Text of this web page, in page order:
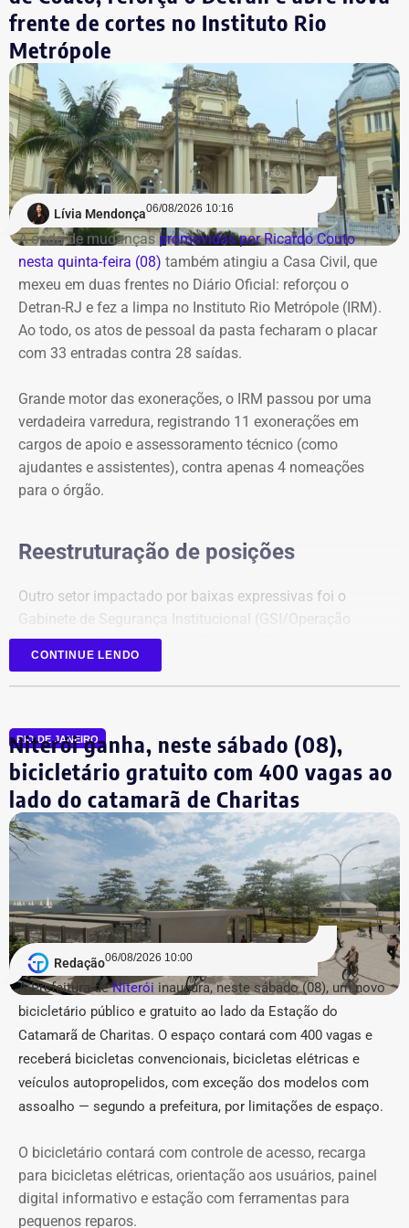
O reforço nas exigências de qualificação técnica e a
atualização de normas de governança tentam fechar
brechas para garantir que as decisões de investimento
passem por critérios mais rigorosos, blindando o
patrimônio destinado às aposentadorias e pensões dos
servidores do Rio.
COM FÁBIO MARTINS.
análise e, em junho, a Justiça determinou o
encaminhamento do procedimento à Decradi para
instaurar o inquérito policial e adotar as diligências
necessárias para que o responsável pelo comentário seja
identificado.
Os investigadores expediram um ofício à empresa Meta
Platforms para obter os dados cadastrais vinculados ao
perfil responsável pelo comentário.
Com informações de G1.
frente de cortes no Instituto Rio
Metrópole
Lívia Mendonça06/08/2026 10:16
A onda de mudançaspromovidas por Ricardo Couto
nesta quinta-feira (08) também atingiu a Casa Civil, que
mexeu em duas frentes no Diário Oficial: reforçou o
Detran-RJ e fez a limpa no Instituto Rio Metrópole (IRM).
Ao todo, os atos de pessoal da pasta fecharam o placar
com 33 entradas contra 28 saídas.
Grande motor das exonerações, o IRM passou por uma
verdadeira varredura, registrando 11 exonerações em
cargos de apoio e assessoramento técnico (como
ajudantes e assistentes), contra apenas 4 nomeações
para o órgão.
Reestruturação de posições
Outro setor impactado por baixas expressivas foi o
Gabinete de Segurança Institucional (GSI/Operação
Foco), com 5 exonerações e 3 nomeações.
Em contrapartida, o Detran-RJ figurou como o principal
Civil chancelou 6 nomeações diretas para chefias de
serviços e unidades de atendimento desconcentradas do
departamento de trânsito, sem registrar nenhuma
exoneração correspondente nesta leva.
A lista de reforços na estrutura estadual contou ainda
com 4 nomeações na Secretaria de Estado de Fazenda e
4 na Secretaria de Estado do Ambiente e Sustentabilidade
(Seas/Inea), além de preenchimento de vagas
estratégicas de coordenação (nível DAS-8) na Fundação
CEPERJ, Seplag e Secretaria de Governo.
COM FÁBIO MARTINS.
CONTINUE LENDO
RIO DE JANEIRO
Niterói ganha, neste sábado (08),
bicicletário gratuito com 400 vagas ao
lado do catamarã de Charitas
Redação06/08/2026 10:00
A Prefeitura deNiterói inaugura, neste sábado (08), um novo
bicicletário público e gratuito ao lado da Estação do
Catamarã de Charitas. O espaço contará com 400 vagas e
receberá bicicletas convencionais, bicicletas elétricas e
veículos autopropelidos, com exceção dos modelos com
assoalho — segundo a prefeitura, por limitações de espaço.
O bicicletário contará com controle de acesso, recarga
para bicicletas elétricas, orientação aos usuários, painel
digital informativo e estação com ferramentas para
pequenos reparos.